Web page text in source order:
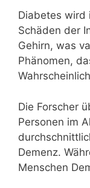
Diabetes wird
Schäden der
Gehirn, was
Phänomen,
Die Forscher
Personen im
Demenz.
Menschen